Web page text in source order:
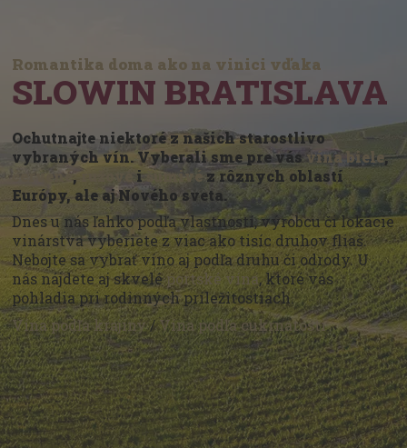
Romantika doma ako na vinici vďaka
SLOWIN BRATISLAVA
Ochutnajte niektoré z našich starostlivo
vybraných vín. Vyberali sme pre vásvína biele,
červené, i šumivéz rôznych oblastí
Európy, ale aj Nového sveta.
Dnes u nás ľahko podľa vlastností, výrobcu či lokácie
vinárstva vyberiete z viac ako tisíc druhov fliaš.
Nebojte sa vybrať víno aj podľa druhu či odrody. U
nás nájdete aj skveléportské vína, ktoré vás
pohladia pri rodinných príležitostiach.
Vína podľa krajiny/Vína podľa cukrnatosti